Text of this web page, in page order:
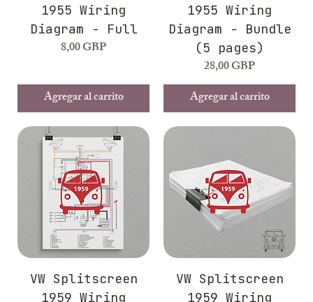
1955 Wiring
Diagram - Full
Precio
8,00 GBP
Agregar al carrito
1955 Wiring
Diagram - Bundle
(5 pages)
Precio
28,00 GBP
Agregar al carrito
VW Splitscreen
1959 Wiring
VW Splitscreen
1959 Wiring